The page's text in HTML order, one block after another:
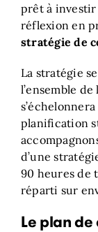
prêt à investir
réflexion en
stratégie de
La stratégie
l’ensemble
planification
d’une
90 heures de
réparti sur
Le plan de